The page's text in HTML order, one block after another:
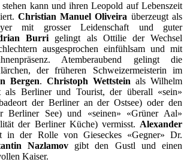
kann und ihren Leopold auf Lebenszeit
Christian Manuel Oliveira überzeugt als
mit grosser Leidenschaft und guter
Burri gelingt als Ottilie der Wechsel
ausgesprochen einfühlsam und mit
Atemberaubend gelingt die
der früheren Schweizermeisterin im
Bergen. Christoph Wettstein als Wilhelm
als Berliner und Tourist, der überall «sein»
der Berliner an der Ostsee) oder den
Berliner See) und «seinen» «Grüner Aal»
der Berliner Küche) vermisst. Alexander
in der Rolle von Gieseckes «Gegner» Dr.
Nazlamovgibt den Gustl und einen
Kaiser.